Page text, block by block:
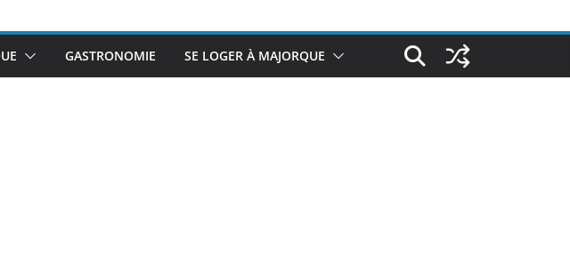
GASTRONOMIE SE LOGER À MAJORQUE